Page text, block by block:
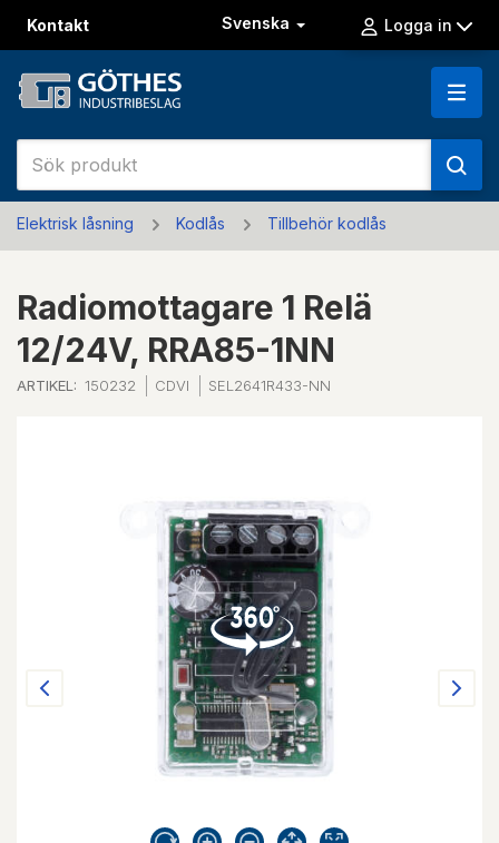
Kontakt Svenska Logga in
Elektrisk låsning Kodlås Tillbehör kodlås
Radiomottagare 1 Relä
12/24V, RRA85-1NN
ARTIKEL: 150232 CDVI SEL2641R433-NN